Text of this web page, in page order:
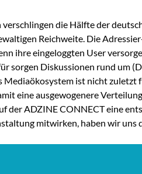
die Hälfte der
Reichweite. Die
ihre eingeloggten User
sorgen Diskussionen rund um
Mediaökosystem ist nicht
eine ausgewogenere
der ADZINE CONNECT eine
mitwirken, haben wir